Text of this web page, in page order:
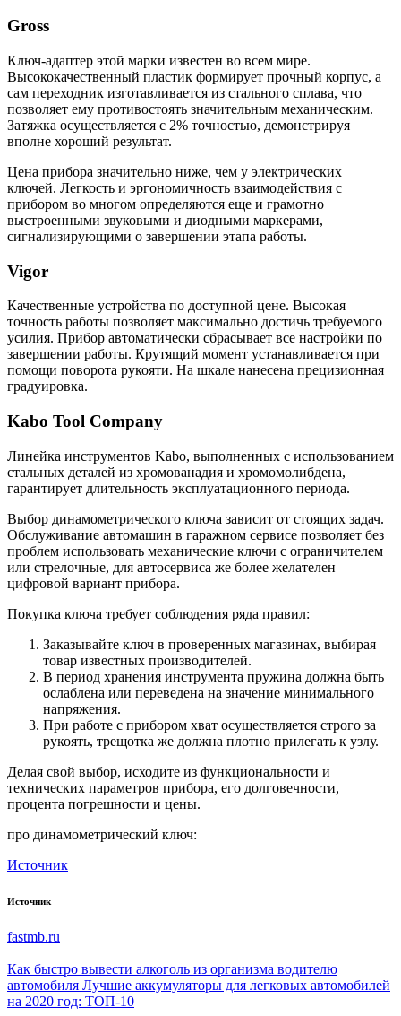
Gross
Ключ-адаптер этой марки известен во всем мире.
Высококачественный пластик формирует прочный корпус, а
сам переходник изготавливается из стального сплава, что
позволяет ему противостоять значительным механическим.
Затяжка осуществляется с 2% точностью, демонстрируя
вполне хороший результат.
Цена прибора значительно ниже, чем у электрических
ключей. Легкость и эргономичность взаимодействия с
прибором во многом определяются еще и грамотно
выстроенными звуковыми и диодными маркерами,
сигнализирующими о завершении этапа работы.
Vigor
Качественные устройства по доступной цене. Высокая
точность работы позволяет максимально достичь требуемого
усилия. Прибор автоматически сбрасывает все настройки по
завершении работы. Крутящий момент устанавливается при
помощи поворота рукояти. На шкале нанесена прецизионная
градуировка.
Kabo Tool Company
Линейка инструментов Kabo, выполненных с использованием
стальных деталей из хромованадия и хромомолибдена,
гарантирует длительность эксплуатационного периода.
Выбор динамометрического ключа зависит от стоящих задач.
Обслуживание автомашин в гаражном сервисе позволяет без
проблем использовать механические ключи с ограничителем
или стрелочные, для автосервиса же более желателен
цифровой вариант прибора.
Покупка ключа требует соблюдения ряда правил:
Заказывайте ключ в проверенных магазинах, выбирая
товар известных производителей.
В период хранения инструмента пружина должна быть
ослаблена или переведена на значение минимального
напряжения.
При работе с прибором хват осуществляется строго за
рукоять, трещотка же должна плотно прилегать к узлу.
Делая свой выбор, исходите из функциональности и
технических параметров прибора, его долговечности,
процента погрешности и цены.
про динамометрический ключ:
Источник
Источник
fastmb.ru
Как быстро вывести алкоголь из организма водителю
автомобиля Лучшие аккумуляторы для легковых автомобилей
на 2020 год: ТОП-10